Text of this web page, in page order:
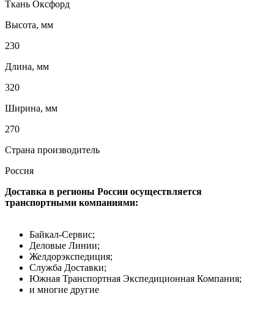
Ткань Оксфорд
Высота, мм
230
Длина, мм
320
Ширина, мм
270
Страна производитель
Россия
Доставка в регионы России осуществляется
транспортными компаниями:
Байкал-Сервис;
Деловые Линии;
Желдорэкспедиция;
Служба Доставки;
Южная Транспортная Экспедиционная Компания;
и многие другие